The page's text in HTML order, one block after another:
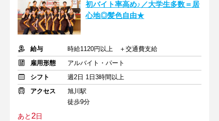
初バイト率高め♪／大学生多数＝居
心地◎髪色自由★
給与
時給1120円以上 ＋交通費支給
雇用形態
アルバイト・パート
シフト
週2日 1日3時間以上
アクセス
旭川駅
徒歩9分
あと2日